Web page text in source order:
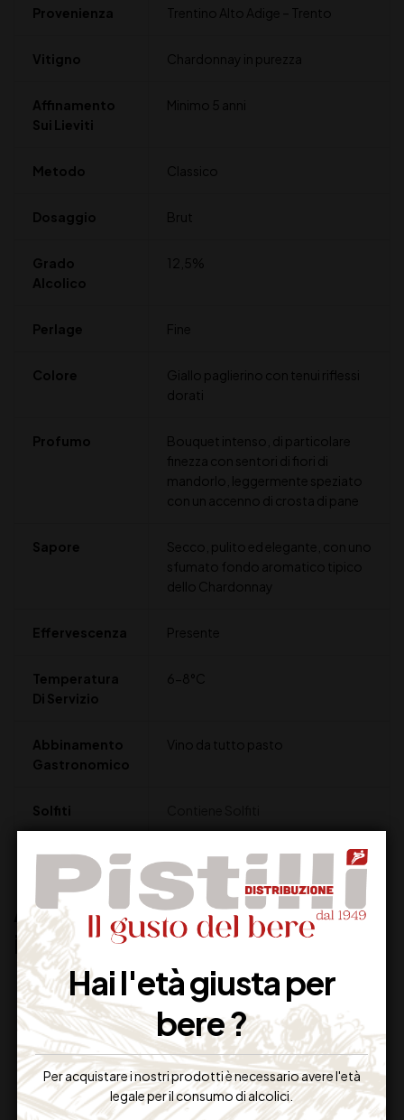
Provenienza Trentino Alto Adige – Trento
Vitigno Chardonnay in purezza
Affinamento
Sui Lieviti
Minimo 5 anni
Metodo Classico
Dosaggio Brut
Grado
Alcolico
12,5%
Perlage Fine
Colore
Giallo paglierino con tenui riflessi
dorati
Profumo
Bouquet intenso, di particolare
finezza con sentori di fiori di
mandorlo, leggermente speziato
con un accenno di crosta di pane
Sapore
Secco, pulito ed elegante, con uno
sfumato fondo aromatico tipico
dello Chardonnay
Effervescenza Presente
Temperatura
Di Servizio
6-8°C
Abbinamento
Gastronomico
Vino da tutto pasto
Solfiti
Altri prodotti che potrebbero
interessarti:
Hai l'età giusta per
bere ?
Per acquistare i nostri prodotti è necessario avere l'età
legale per il consumo di alcolici.